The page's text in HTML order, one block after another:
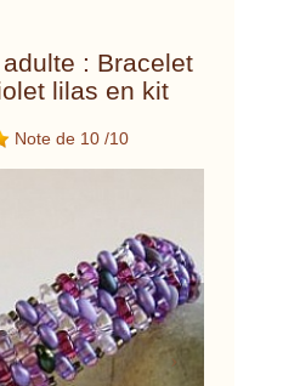
: Bracelet
lilas en kit
Note de 10 /10
Next